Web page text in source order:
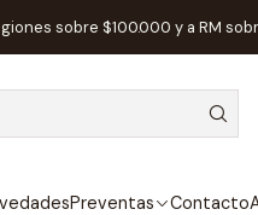
Preventas Contacto
sobre $100.000 y a RM
Si te Ríes, Tomas - Español
Si te Ríes,
Agregar a la lista de